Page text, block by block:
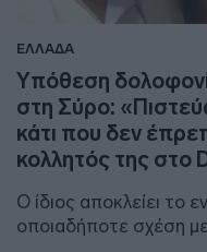
ΕΛΛΑΔΑ
Υπόθεση
στη Σύρο:
κάτι που δεν
κολλητός της στο
Ο ίδιος αποκλείει το
οποιαδήποτε σχέση